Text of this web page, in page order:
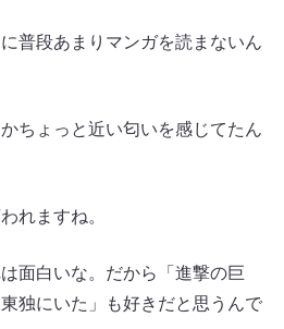
普段あまりマンガを読まないん
ちょっと近い匂いを感じてたん
れますね。
面白いな。だから「進撃の巨
独にいた」も好きだと思うんで